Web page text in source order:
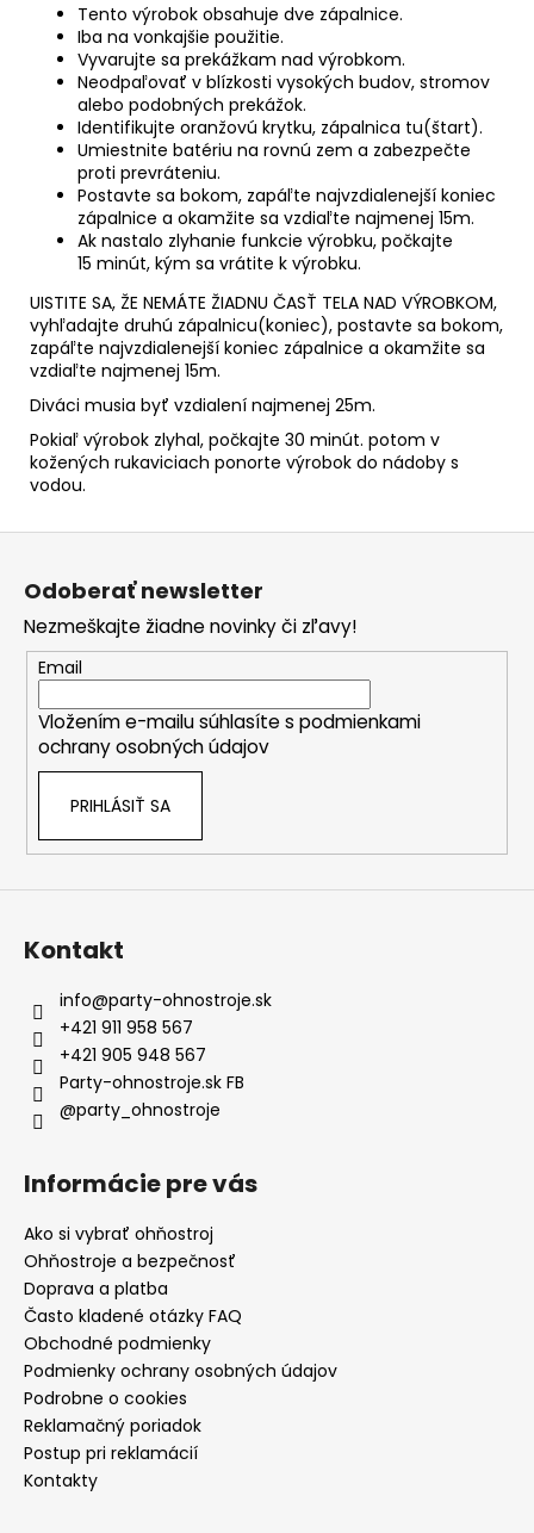
Tento výrobok obsahuje dve zápalnice.
Iba na vonkajšie použitie.
Vyvarujte sa prekážkam nad výrobkom.
Neodpaľovať v blízkosti vysokých budov, stromov
alebo podobných prekážok.
Identifikujte oranžovú krytku, zápalnica tu(štart).
Umiestnite batériu na rovnú zem a zabezpečte
proti prevráteniu.
Postavte sa bokom, zapáľte najvzdialenejší koniec
zápalnice a okamžite sa vzdiaľte najmenej 15m.
Ak nastalo zlyhanie funkcie výrobku, počkajte
15 minút, kým sa vrátite k výrobku.
UISTITE SA, ŽE NEMÁTE ŽIADNU ČASŤ TELA NAD VÝROBKOM,
vyhľadajte druhú zápalnicu(koniec), postavte sa bokom,
zapáľte najvzdialenejší koniec zápalnice a okamžite sa
vzdiaľte najmenej 15m.
Diváci musia byť vzdialení najmenej 25m.
Pokiaľ výrobok zlyhal, počkajte 30 minút. potom v
kožených rukaviciach ponorte výrobok do nádoby s
vodou.
Z
Odoberať newsletter
Nezmeškajte žiadne novinky či zľavy!
Email
Vložením e-mailu súhlasíte s podmienkami
ochrany osobných údajov
PRIHLÁSIŤ SA
Kontakt
info@party-ohnostroje.sk
+421 911 958 567
+421 905 948 567
Party-ohnostroje.sk FB
@party_ohnostroje
Informácie pre vás
Ako si vybrať ohňostroj
Ohňostroje a bezpečnosť
Doprava a platba
Často kladené otázky FAQ
Obchodné podmienky
Podmienky ochrany osobných údajov
Podrobne o cookies
Reklamačný poriadok
Postup pri reklamácií
Kontakty